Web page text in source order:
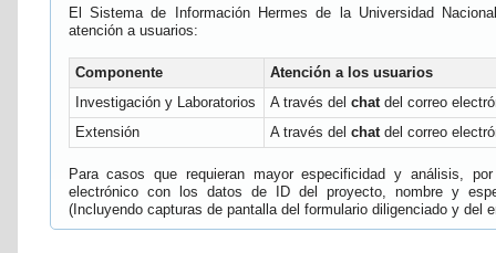
El Sistema de Información Hermes de la Universidad
atención a usuarios:
Componente
Atención a los usuarios
Investigación y Laboratorios
A través del chatdel correo
Extensión
A través del chatdel correo
Para casos que requieran mayor especificidad y análisis,
electrónico con los datos de ID del proyecto, nombre y
(Incluyendo capturas de pantalla del formulario diligenciado y del